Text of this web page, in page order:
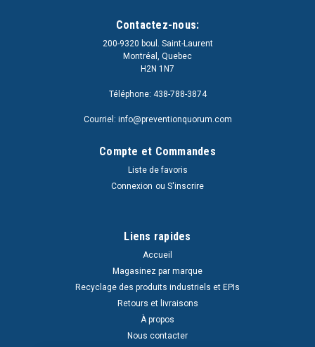
Contactez-nous:
200-9320 boul. Saint-Laurent
Montréal, Quebec
H2N 1N7
Téléphone: 438-788-3874
Courriel: info@preventionquorum.com
Compte et Commandes
Liste de favoris
Connexion ou S'inscrire
Liens rapides
Accueil
Magasinez par marque
Recyclage des produits industriels et EPIs
Retours et livraisons
À propos
Nous contacter